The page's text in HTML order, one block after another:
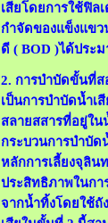
เสียโดยการใช้ฟิล
กำจัดของแข็งแขว
ดี ( BOD )ได้ประ
2. การบำบัดขั้นที่ส
เป็นการบำบัดน้ำเ
สลายสสารที่อยู่ใน
กระบวนการบำบัด
หลักการเลี้ยงจุลิน
ประสิทธิภาพในกา
จากน้ำทิ้งโดยใช้ถั